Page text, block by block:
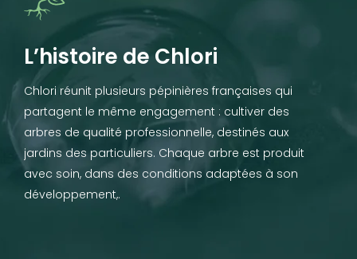
L’histoire de Chlori
Chlori réunit plusieurs pépinières françaises qui
partagent le même engagement : cultiver des
arbres de qualité professionnelle, destinés aux
jardins des particuliers. Chaque arbre est produit
avec soin, dans des conditions adaptées à son
développement,.